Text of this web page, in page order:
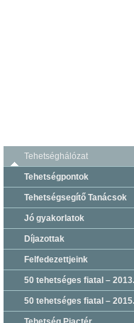
Tehetséghálózat
Tehetségpontok
Tehetségsegítő Tanácsok
Jó gyakorlatok
Díjazottak
Felfedezettjeink
50 tehetséges fiatal – 2013.
50 tehetséges fiatal – 2015.